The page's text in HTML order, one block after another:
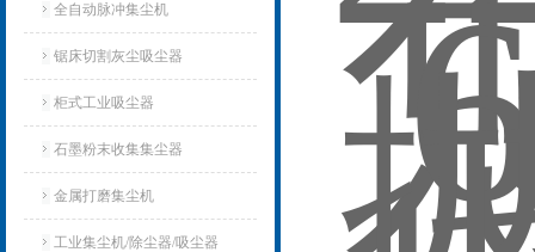
全自动脉冲集尘机
锯床切割灰尘吸尘器
柜式工业吸尘器
石墨粉末收集集尘器
金属打磨集尘机
工业集尘机/除尘器/吸尘器